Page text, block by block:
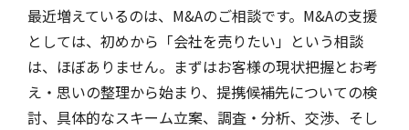
最近増えているのは、M&Aのご相談です。M&Aの支援
としては、初めから「会社を売りたい」という相談
は、ほぼありません。まずはお客様の現状把握とお考
え・思いの整理から始まり、提携候補先についての検
討、具体的なスキーム立案、調査・分析、交渉、そし